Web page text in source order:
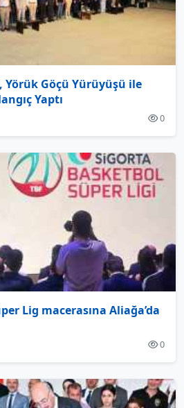
Yörük Göçü Yürüyüşü ile
Yaptı
0
Lig macerasına Aliağa’da
0